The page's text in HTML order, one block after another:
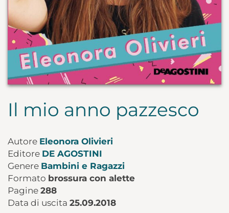
Il mio anno pazzesco
Autore Eleonora Olivieri
Editore DE AGOSTINI
Genere Bambini e Ragazzi
Formato brossura con alette
Pagine 288
Data di uscita 25.09.2018